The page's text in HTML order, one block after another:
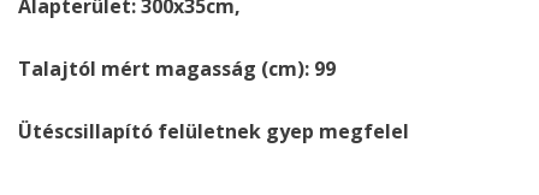
was:
is:
Alapterület: 300x35cm,
Talajtól mért magasság (cm): 99
Ütéscsillapító felületnek gyep megfelel